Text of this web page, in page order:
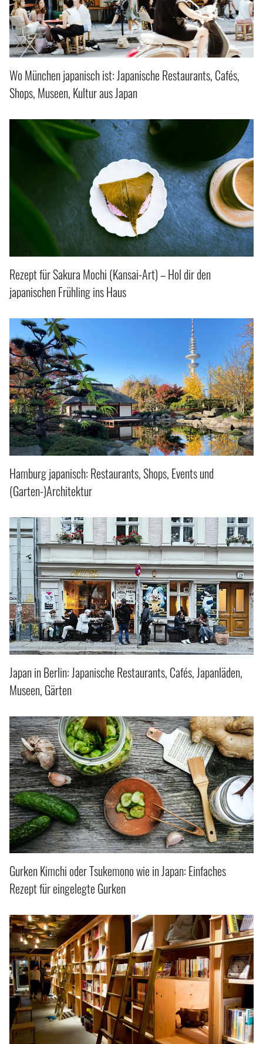
Wo München japanisch ist: Japanische Restaurants, Cafés,
Shops, Museen, Kultur aus Japan
Rezept für Sakura Mochi (Kansai-Art) – Hol dir den
japanischen Frühling ins Haus
Hamburg japanisch: Restaurants, Shops, Events und
(Garten-)Architektur
Japan in Berlin: Japanische Restaurants, Cafés, Japanläden,
Museen, Gärten
Gurken Kimchi oder Tsukemono wie in Japan: Einfaches
Rezept für eingelegte Gurken